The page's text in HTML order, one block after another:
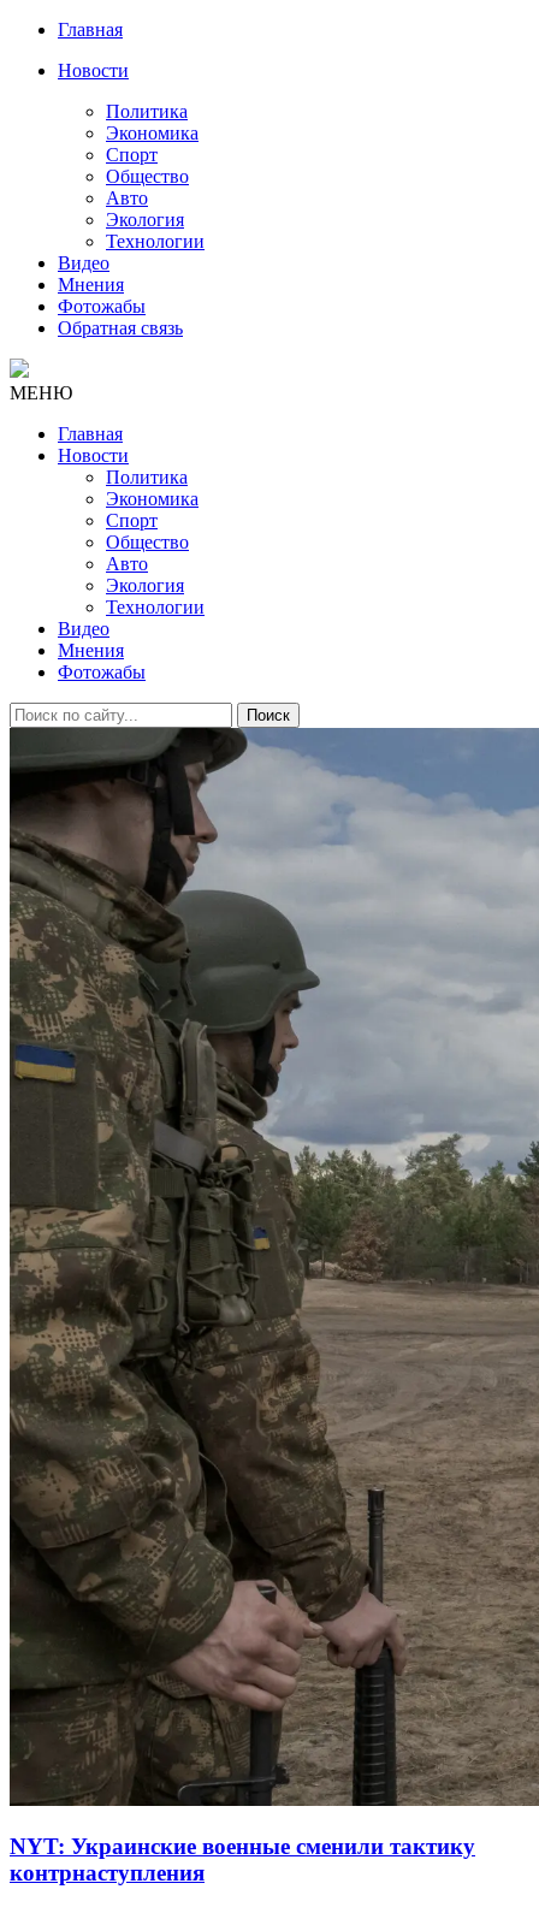
Главная
Новости
Политика
Экономика
Спорт
Общество
Авто
Экология
Технологии
Видео
Мнения
Фотожабы
Обратная связь
МЕНЮ
Главная
Новости
Политика
Экономика
Спорт
Общество
Авто
Экология
Технологии
Видео
Мнения
Фотожабы
Поиск
NYT: Украинские военные сменили тактику
контрнаступления